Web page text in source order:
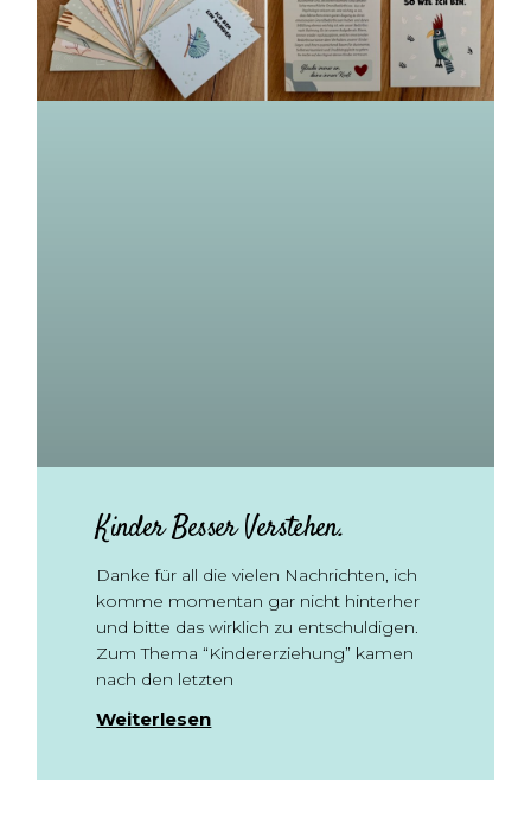
Kinder Besser Verstehen.
Danke für all die vielen Nachrichten, ich
komme momentan gar nicht hinterher
und bitte das wirklich zu entschuldigen.
Zum Thema “Kindererziehung” kamen
nach den letzten
Weiterlesen